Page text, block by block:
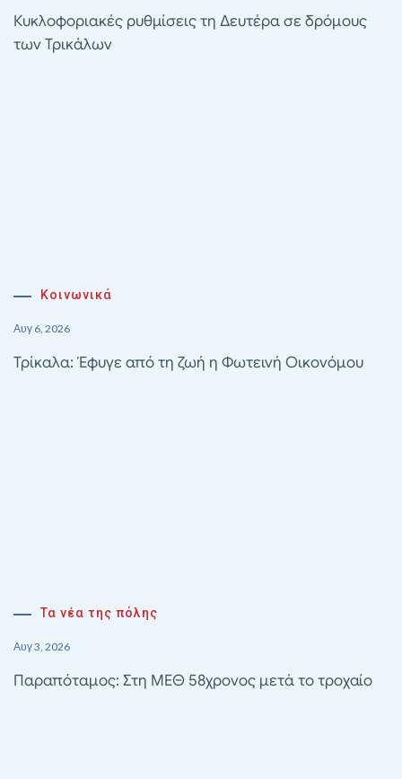
Κυκλοφοριακές ρυθμίσεις τη Δευτέρα σε δρόμους
των Τρικάλων
Κοινωνικά
Αυγ 6, 2026
Τρίκαλα: Έφυγε από τη ζωή η Φωτεινή Οικονόμου
Τα νέα της πόλης
Αυγ 3, 2026
Παραπόταμος: Στη ΜΕΘ 58χρονος μετά το τροχαίο